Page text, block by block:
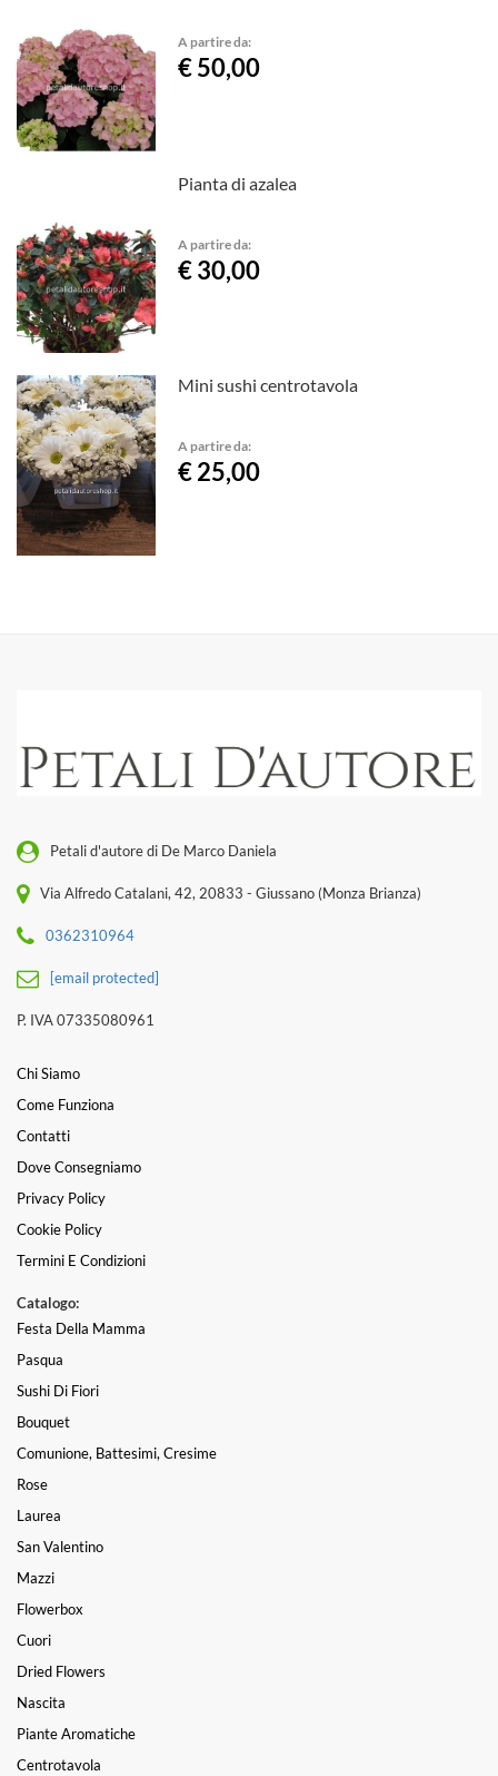
A partire da:
€ 50,00
Pianta di azalea
A partire da:
€ 30,00
Mini sushi centrotavola
A partire da:
€ 25,00
Petali d'autore di De Marco Daniela
Via Alfredo Catalani, 42, 20833 - Giussano (Monza Brianza)
0362310964
[email protected]
P. IVA 07335080961
Chi Siamo
Come Funziona
Contatti
Dove Consegniamo
Privacy Policy
Cookie Policy
Termini E Condizioni
Catalogo:
Festa Della Mamma
Pasqua
Sushi Di Fiori
Bouquet
Comunione, Battesimi, Cresime
Rose
Laurea
San Valentino
Mazzi
Flowerbox
Cuori
Dried Flowers
Nascita
Piante Aromatiche
Centrotavola